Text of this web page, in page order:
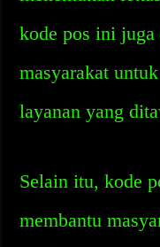
kode pos ini juga
masyarakat
layanan yang
Selain itu, kode
membantu